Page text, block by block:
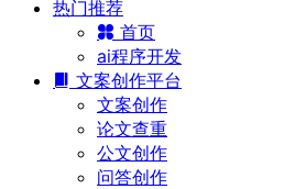
热门推荐
首页
ai程序开发
文案创作平台
文案创作
论文查重
公文创作
问答创作